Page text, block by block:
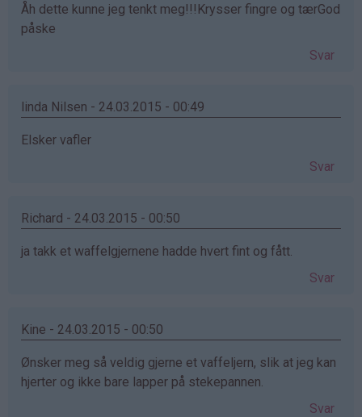
Åh dette kunne jeg tenkt meg!!!Krysser fingre og tærGod
påske
Svar
linda Nilsen - 24.03.2015 - 00:49
Elsker vafler
Svar
Richard - 24.03.2015 - 00:50
ja takk et waffelgjernene hadde hvert fint og fått.
Svar
Kine - 24.03.2015 - 00:50
Ønsker meg så veldig gjerne et vaffeljern, slik at jeg kan
hjerter og ikke bare lapper på stekepannen.
Svar